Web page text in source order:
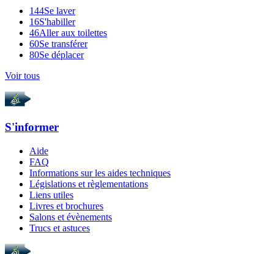
144Se laver
16S'habiller
46Aller aux toilettes
60Se transférer
80Se déplacer
Voir tous
S'informer
Aide
FAQ
Informations sur les aides techniques
Législations et règlementations
Liens utiles
Livres et brochures
Salons et évènements
Trucs et astuces